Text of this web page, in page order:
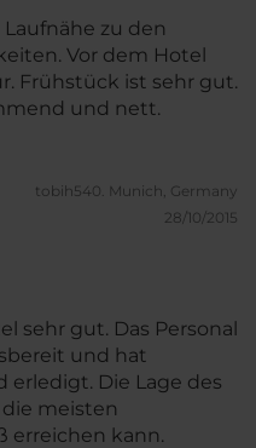
zu den
Vor dem Hotel
und nett.
tobih540. Munich, Germany
28/10/2015
sehr gut. Das Personal
und hat
Die Lage des
meisten
erreichen kann.